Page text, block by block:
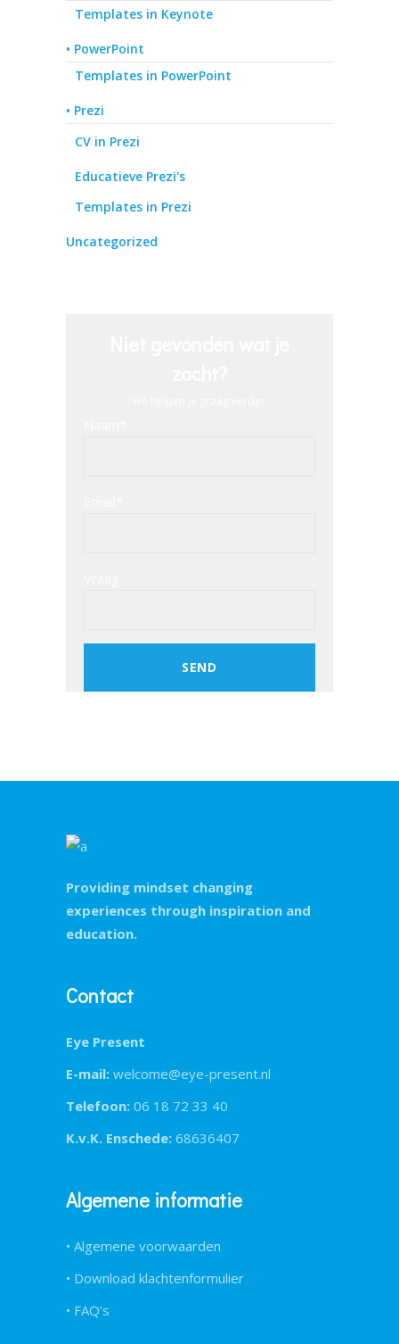
Templates in Keynote
• PowerPoint
Templates in PowerPoint
• Prezi
CV in Prezi
Educatieve Prezi's
Templates in Prezi
Uncategorized
Providing mindset changing
experiences through inspiration and
education.
Contact
Eye Present
E-mail: welcome@eye-present.nl
Telefoon: 06 18 72 33 40
K.v.K. Enschede: 68636407
Algemene informatie
• Algemene voorwaarden
• Download klachtenformulier
• FAQ’s